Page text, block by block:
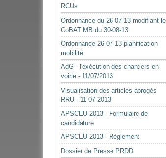
RCUs
Ordonnance du 26-07-13 modifiant le
CoBAT MB du 30-08-13
Ordonnance 26-07-13 planification
mobilité
AdG - l'exécution des chantiers en
voirie - 11/07/2013
Visualisation des articles abrogés
RRU - 11-07-2013
APSCEU 2013 - Formulaire de
candidature
APSCEU 2013 - Règlement
Dossier de Presse PRDD